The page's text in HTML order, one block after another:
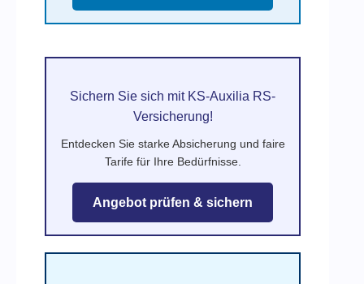
Sichern Sie sich mit KS-Auxilia RS-
Versicherung!
Entdecken Sie starke Absicherung und faire
Tarife für Ihre Bedürfnisse.
Angebot prüfen & sichern